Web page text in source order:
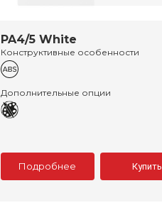
PA4/5 White
Конструктивные особенности
Дополнительные опции
Подробнее Купить